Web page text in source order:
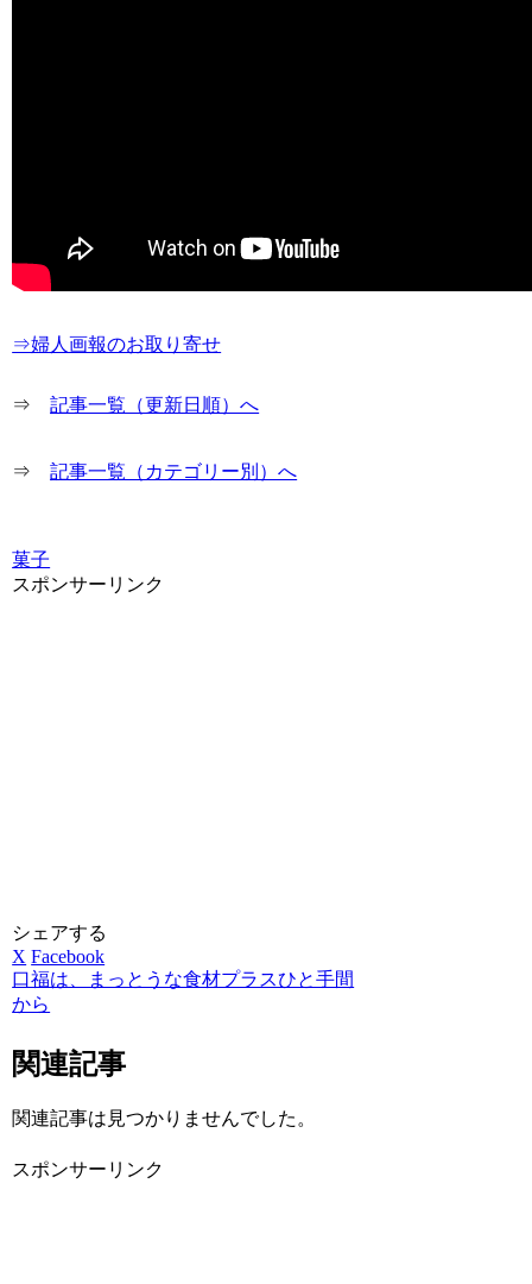
⇒婦人画報のお取り寄せ
⇒記事一覧（更新日順）へ
⇒記事一覧（カテゴリー別）へ
菓子
スポンサーリンク
シェアする
X Facebook
口福は、まっとうな食材プラスひと手間
から
関連記事
関連記事は見つかりませんでした。
スポンサーリンク